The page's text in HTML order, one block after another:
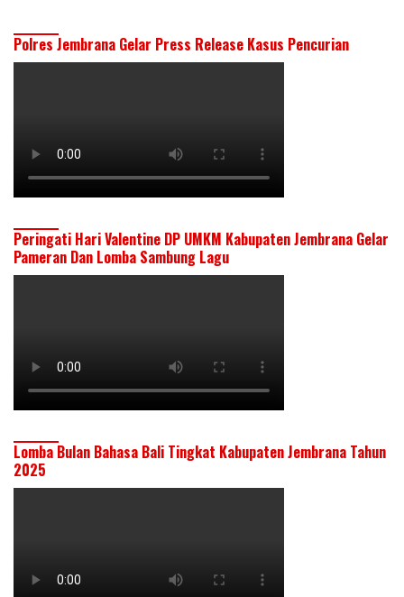
Polres Jembrana Gelar Press Release Kasus Pencurian
Peringati Hari Valentine DP UMKM Kabupaten Jembrana Gelar
Pameran Dan Lomba Sambung Lagu
Lomba Bulan Bahasa Bali Tingkat Kabupaten Jembrana Tahun
2025